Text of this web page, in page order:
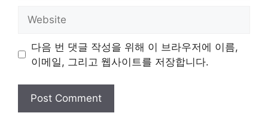
다음 번 댓글 작성을 위해 이 브라우저에 이름,
이메일, 그리고 웹사이트를 저장합니다.